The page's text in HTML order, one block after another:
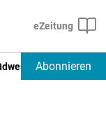
Deutschland
Abonnieren